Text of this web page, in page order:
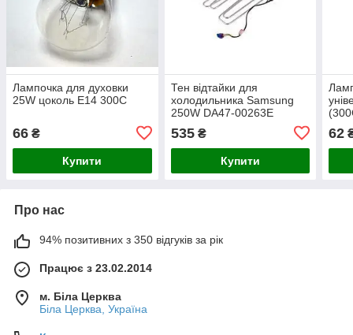
Лампочка для духовки
25W цоколь E14 300C
66 ₴
Купити
Тен відтайки для
холодильника Samsung
250W DA47-00263E
535₴
Купити
62
Про нас
94% позитивних з 350 відгуків за рік
Працює з 23.02.2014
м. Біла Церква
Біла Церква, Україна